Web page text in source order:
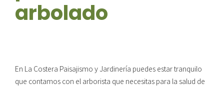
arbolado
En La Costera Paisajismo y Jardinería puedes estar tranquilo
que contamos con el arborista que necesitas para la salud de